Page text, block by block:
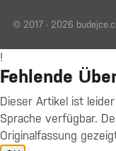
© 2017 - 2026
!
Fehlende
Dieser Artikel ist
Sprache verfügbar.
Originalfassung